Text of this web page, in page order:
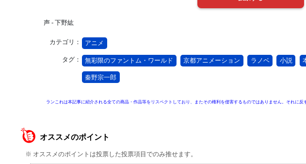
声 - 下野紘
カテゴリ： アニメ
タグ： 無彩限のファントム・ワールド 京都アニメーション ラノベ 小説
秦野宗一郎
ランこれは本記事に紹介される全ての商品・作品等をリスペクトしており、またその権利を侵害するものではありません。それに反
オススメのポイント
※ オススメのポイントは投票した投票項目でのみ推せます。